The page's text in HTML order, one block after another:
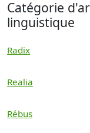
Catégorie
linguistique
Radix
Realia
Rébus